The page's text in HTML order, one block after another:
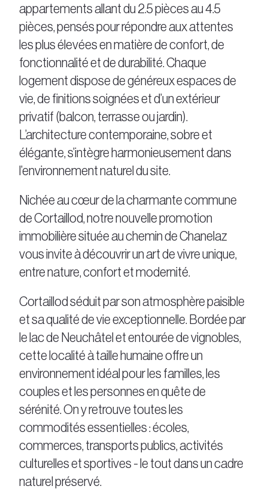
appartements allant du 2.5 pièces au 4.5
pièces, pensés pour répondre aux attentes
les plus élevées en matière de confort, de
fonctionnalité et de durabilité. Chaque
logement dispose de généreux espaces de
vie, de finitions soignées et d’un extérieur
privatif (balcon, terrasse ou jardin).
L’architecture contemporaine, sobre et
élégante, s’intègre harmonieusement dans
l’environnement naturel du site.
Nichée au cœur de la charmante commune
de Cortaillod, notre nouvelle promotion
immobilière située au chemin de Chanelaz
vous invite à découvrir un art de vivre unique,
entre nature, confort et modernité.
Cortaillod séduit par son atmosphère paisible
et sa qualité de vie exceptionnelle. Bordée par
le lac de Neuchâtel et entourée de vignobles,
cette localité à taille humaine offre un
environnement idéal pour les familles, les
couples et les personnes en quête de
sérénité. On y retrouve toutes les
commodités essentielles : écoles,
commerces, transports publics, activités
culturelles et sportives - le tout dans un cadre
naturel préservé.